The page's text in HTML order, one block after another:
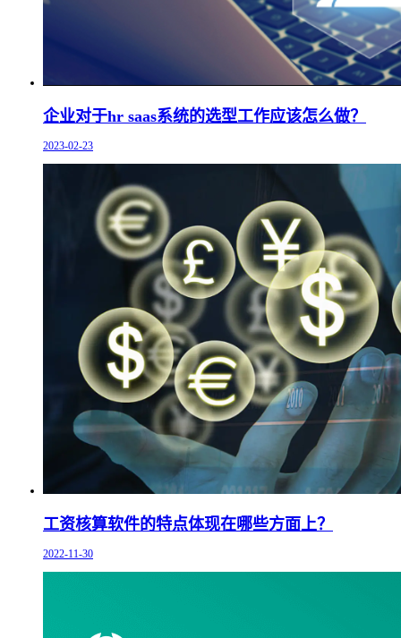
企业对于hr saas系统的选型工作应该怎么做？
2023-02-23
工资核算软件的特点体现在哪些方面上？
2022-11-30